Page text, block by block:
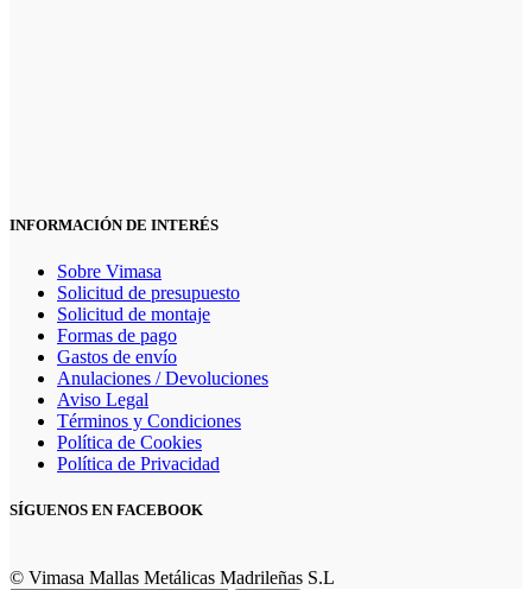
INFORMACIÓN DE INTERÉS
Sobre Vimasa
Solicitud de presupuesto
Solicitud de montaje
Formas de pago
Gastos de envío
Anulaciones / Devoluciones
Aviso Legal
Términos y Condiciones
Política de Cookies
Política de Privacidad
SÍGUENOS EN FACEBOOK
© Vimasa Mallas Metálicas Madrileñas S.L